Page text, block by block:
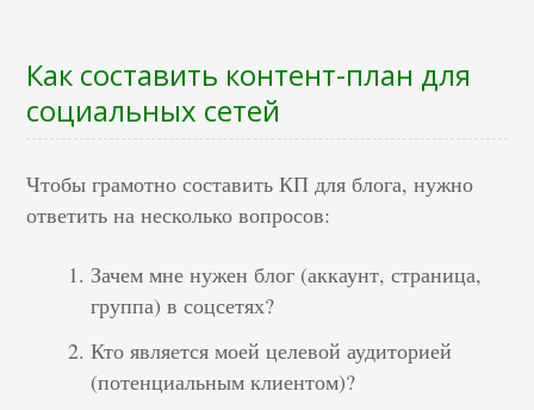
Как составить контент-план для
социальных сетей
Чтобы грамотно составить КП для блога, нужно
ответить на несколько вопросов:
Зачем мне нужен блог (аккаунт, страница,
группа) в соцсетях?
Кто является моей целевой аудиторией
(потенциальным клиентом)?